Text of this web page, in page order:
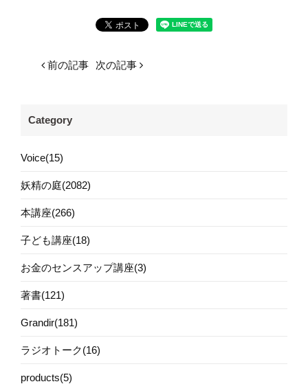
前の記事 次の記事
Category
Voice(15)
妖精の庭(2082)
本講座(266)
子ども講座(18)
お金のセンスアップ講座(3)
著書(121)
Grandir(181)
ラジオトーク(16)
products(5)